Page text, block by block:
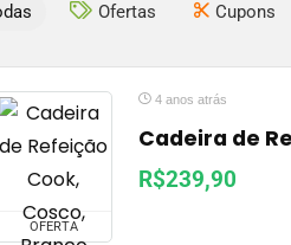
Ofertas Cupons
OFERTA
4 anos atrás
Cadeira de
R$239,90